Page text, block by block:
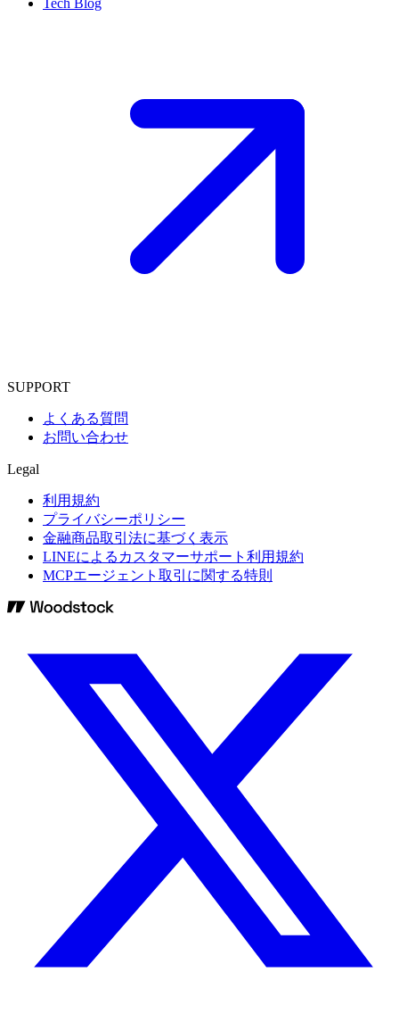
Tech Blog
SUPPORT
よくある質問
お問い合わせ
Legal
利用規約
プライバシーポリシー
金融商品取引法に基づく表示
LINEによるカスタマーサポート利用規約
MCPエージェント取引に関する特則